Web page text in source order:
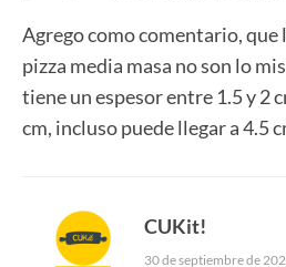
Agrego como comentario, que
pizza media masa no son lo
tiene un espesor entre 1.5 y 2
cm, incluso puede llegar a 4.5
CUKit!
30 de septiembre de